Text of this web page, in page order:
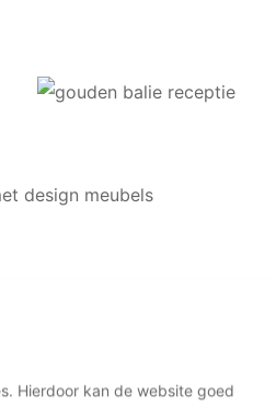
Hierdoor kan de website goed